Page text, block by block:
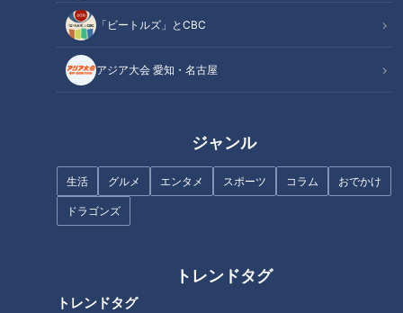
「ビートルズ」とCBC
アジア大会 愛知・名古屋
ジャンル
生活 グルメ エンタメ スポーツ コラム おでかけ
ドラゴンズ
トレンドタグ
トレンドタグ
たっくー＆ナナフシギのツイ
跡！都市伝説 #3
たっくー＆ナナフシギのツイ
跡！都市伝説 #5
たっくー＆ナナフシギのツイ
跡！都市伝説 #6